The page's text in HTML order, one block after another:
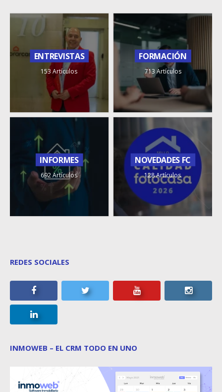
ENTREVISTAS
153 Artículos
FORMACIÓN
713 Artículos
INFORMES
692 Artículos
NOVEDADES FC
128 Artículos
REDES SOCIALES
INMOWEB – EL CRM TODO EN UNO